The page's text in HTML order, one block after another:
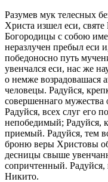
Разумев мук телесных
Христа изшел еси,
Богородицы с собою
неразлучен пребыл еси
победоносно путь
увенчался еси, нас же
о немже возрадовашася
человецы. Радуйся,
совершеннаго мужества
Радуйся, всех слуг его
непобедимый; Радуйся,
приемый. Радуйся, тем
броню веры Христовы
десницы свыше
сопричтенный. Радуйся,
Никито.